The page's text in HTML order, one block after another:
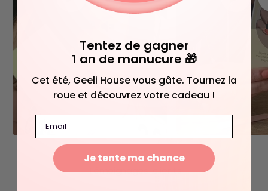
Témoignagesclients
Tentez de gagner
1 an de manucure 🎁
Cet été, Geeli House vous gâte. Tournez la
roue et découvrez votre cadeau !
Je tente ma chance